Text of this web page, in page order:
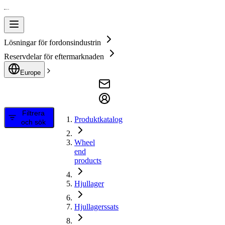
Lösningar för fordonsindustrin
Reservdelar för eftermarknaden
Europe
Filtrera
och sök
Produktkatalog
Wheel
end
products
Hjullager
Hjullagerssats